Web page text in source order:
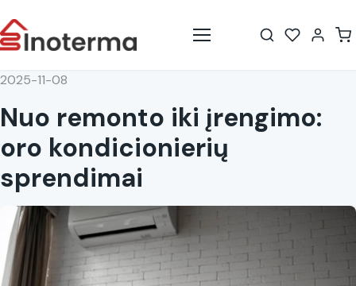
Meniu
2025-11-08
Nuo remonto iki įrengimo:
oro kondicionierių
sprendimai